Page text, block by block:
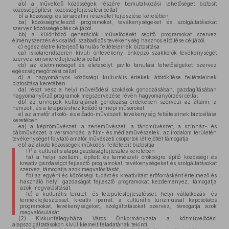
ab) a művelődő közösségek részére bemutatkozási lehetőséget biztosít
közösségépítési, közösségfejlesztési céllal
b) a közösségi és társadalmi részvétel fejlesztése keretében
ba) közösségfejlesztő programokat, tevékenységeket és szolgáltatásokat
szervez közösségépítés céljából
bb) a különböző generációk művelődését segítő programokat szervez
élményszerzés és családi szabadidős tevékenység hasznos eltöltése céljából
c) egész életre kiterjedő tanulás feltételeinek biztosítása
ca) iskolarendszeren kívüli öntevékeny, önképző szakkörök tevékenységét
szervezi önismeretfejlesztési céllal
cb) az életminőséget és életesélyt javító tanulási lehetőségeket szervez
egészségmegőrzési céllal
d) a hagyományos közösségi kulturális értékek átörökítése feltételeinek
biztosítása keretében
da) részt vesz a helyi művelődési szokások gondozásában, gazdagításában
hagyományőrző programok megszervezése révén hagyományőrzési céllal
db) az ünnepek kultúrájának gondozása érdekében szervezi az állami, a
nemzeti, és a településhez kötődő ünnepi műsorokat
e) az amatőr alkotó- és előadó-művészeti tevékenység feltételeinek biztosítása
keretében
ea) a képzőművészet, a zeneművészet, a táncművészet, a színház- és
bábművészet, a versmondás, a film- és médiaművészetek, az irodalom területén
tevékenységet folytató amatőr művészeti csoportok létrejöttét támogatja
eb) az alkotó közösségek működési feltételeit biztosítja
f) 1 a kulturális alapú gazdaságfejlesztés keretében
fa) a helyi szellemi, épített és természeti örökségre építő közösségi és
kreatív gazdaságot fejlesztő programokat, tevékenységeket és szolgáltatásokat
szervez, támogatja azok megvalósítását,
fb) az egyéni és közösségi tudást és kreativitást erőforrásként értelmező és
használó helyi gazdaságot fejlesztő programokat kezdeményez, támogatja
azok megvalósítását,
fc) a kulturális terület- és településfejlesztéssel, helyi vállalkozás- és
termékfejlesztéssel, kreatív iparral, a kulturális turizmussal kapcsolatos
programokat, tevékenységeket, szolgáltatásokat szervez, támogatja azok
megvalósulását
(2) Kiskunfélegyháza Város Önkormányzata a közművelődési
alapszolgáltatásokon kívül kiemelt feladatának tekinti: